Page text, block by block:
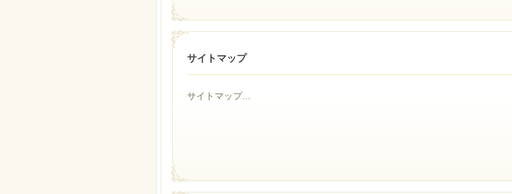
サイトマップ
サイトマップ...